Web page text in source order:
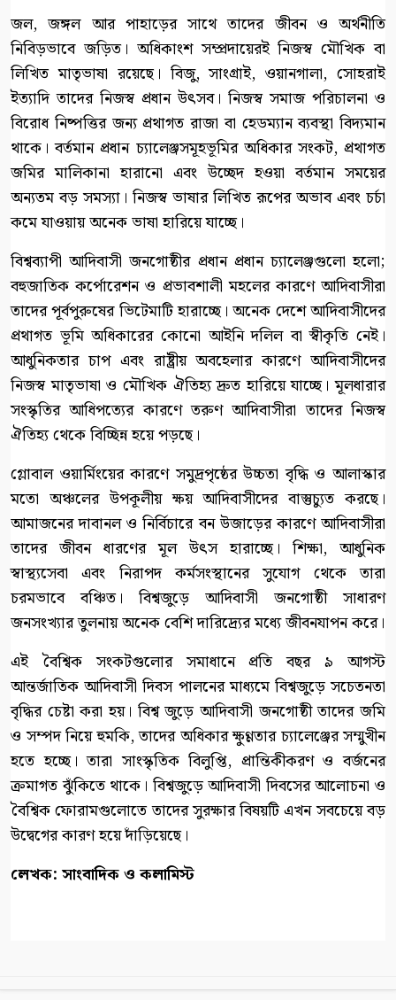
জল, জঙ্গল আর পাহাড়ের সাথে তাদের জীবন ও অর্থনীতি
নিবিড়ভাবে জড়িত। অধিকাংশ সম্প্রদায়েরই নিজস্ব মৌখিক বা
লিখিত মাতৃভাষা রয়েছে। বিজু, সাংগ্রাই, ওয়ানগালা, সোহরাই
ইত্যাদি তাদের নিজস্ব প্রধান উৎসব। নিজস্ব সমাজ পরিচালনা ও
বিরোধ নিষ্পত্তির জন্য প্রথাগত রাজা বা হেডম্যান ব্যবস্থা বিদ্যমান
থাকে। বর্তমান প্রধান চ্যালেঞ্জসমূহভূমির অধিকার সংকট, প্রথাগত
জমির মালিকানা হারানো এবং উচ্ছেদ হওয়া বর্তমান সময়ের
অন্যতম বড় সমস্যা। নিজস্ব ভাষার লিখিত রূপের অভাব এবং চর্চা
কমে যাওয়ায় অনেক ভাষা হারিয়ে যাচ্ছে।
বিশ্বব্যাপী আদিবাসী জনগোষ্ঠীর প্রধান প্রধান চ্যালেঞ্জগুলো হলো;
বহুজাতিক কর্পোরেশন ও প্রভাবশালী মহলের কারণে আদিবাসীরা
তাদের পূর্বপুরুষের ভিটেমাটি হারাচ্ছে। অনেক দেশে আদিবাসীদের
প্রথাগত ভূমি অধিকারের কোনো আইনি দলিল বা স্বীকৃতি নেই।
আধুনিকতার চাপ এবং রাষ্ট্রীয় অবহেলার কারণে আদিবাসীদের
নিজস্ব মাতৃভাষা ও মৌখিক ঐতিহ্য দ্রুত হারিয়ে যাচ্ছে। মূলধারার
সংস্কৃতির আধিপত্যের কারণে তরুণ আদিবাসীরা তাদের নিজস্ব
ঐতিহ্য থেকে বিচ্ছিন্ন হয়ে পড়ছে।
গ্লোবাল ওয়ার্মিংয়ের কারণে সমুদ্রপৃষ্ঠের উচ্চতা বৃদ্ধি ও আলাস্কার
মতো অঞ্চলের উপকূলীয় ক্ষয় আদিবাসীদের বাস্তুচ্যুত করছে।
আমাজনের দাবানল ও নির্বিচারে বন উজাড়ের কারণে আদিবাসীরা
তাদের জীবন ধারণের মূল উৎস হারাচ্ছে। শিক্ষা, আধুনিক
স্বাস্থ্যসেবা এবং নিরাপদ কর্মসংস্থানের সুযোগ থেকে তারা
চরমভাবে বঞ্চিত। বিশ্বজুড়ে আদিবাসী জনগোষ্ঠী সাধারণ
জনসংখ্যার তুলনায় অনেক বেশি দারিদ্র্যের মধ্যে জীবনযাপন করে।
এই বৈশ্বিক সংকটগুলোর সমাধানে প্রতি বছর ৯ আগস্ট
আন্তর্জাতিক আদিবাসী দিবস পালনের মাধ্যমে বিশ্বজুড়ে সচেতনতা
বৃদ্ধির চেষ্টা করা হয়। বিশ্ব জুড়ে আদিবাসী জনগোষ্ঠী তাদের জমি
ও সম্পদ নিয়ে হুমকি, তাদের অধিকার ক্ষুণ্ণতার চ্যালেঞ্জের সম্মুখীন
হতে হচ্ছে। তারা সাংস্কৃতিক বিলুপ্তি, প্রান্তিকীকরণ ও বর্জনের
ক্রমাগত ঝুঁকিতে থাকে। বিশ্বজুড়ে আদিবাসী দিবসের আলোচনা ও
বৈশ্বিক ফোরামগুলোতে তাদের সুরক্ষার বিষয়টি এখন সবচেয়ে বড়
উদ্বেগের কারণ হয়ে দাঁড়িয়েছে।
লেখক: সাংবাদিক ও কলামিস্ট